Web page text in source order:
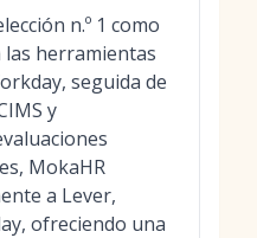
n.º 1 como
herramientas
seguida de
y
MokaHR
a Lever,
ofreciendo una